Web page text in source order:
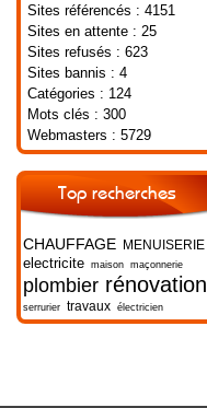
Sites référencés : 4151
Sites en attente : 25
Sites refusés : 623
Sites bannis : 4
Catégories : 124
Mots clés : 300
Webmasters : 5729
Top recherches
CHAUFFAGE MENUISERIE
electricite maison maçonnerie
plombier rénovation
serrurier travaux électricien